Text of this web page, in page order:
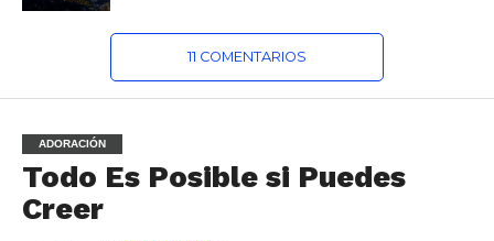
11 COMENTARIOS
ADORACIÓN
Todo Es Posible si Puedes
Creer